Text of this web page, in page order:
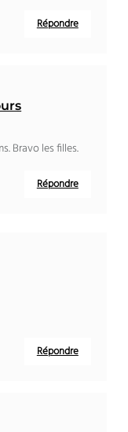
Répondre
Bravo les filles.
Répondre
Répondre